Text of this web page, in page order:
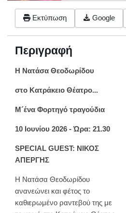
Εκτύπωση Google
Περιγραφή
Η Νατάσα Θεοδωρίδου
στο Κατράκειο Θέατρο...
Μ´ένα Φορτηγό τραγούδια
10 Ιουνίου 2026 - Ώρα: 21.30
SPECIAL GUEST: ΝΙΚΟΣ
ΑΠΕΡΓΗΣ
Η Νατάσα Θεοδωρίδου
ανανεώνει και φέτος το
καθιερωμένο ραντεβού της με